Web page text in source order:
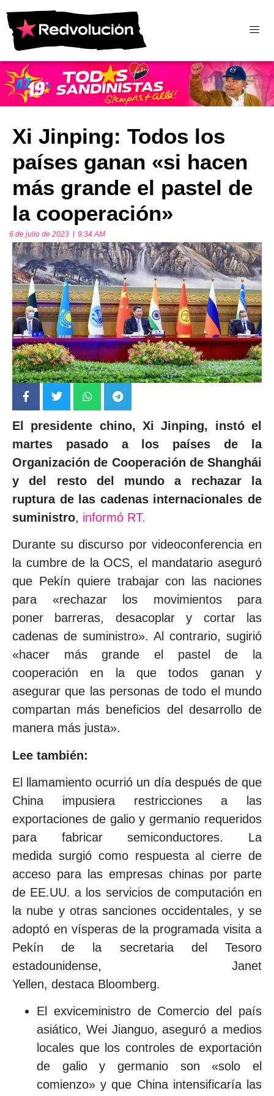
Xi Jinping: Todos los
países ganan «si hacen
más grande el pastel de
la cooperación»
6 de julio de 2023 9:34 AM
El presidente chino, Xi Jinping, instó el
martes pasado a los países de la
Organización de Cooperación de Shanghái
y del resto del mundo a rechazar la
ruptura de las cadenas internacionales de
suministro, informó RT.
Durante su discurso por videoconferencia en
la cumbre de la OCS, el mandatario aseguró
que Pekín quiere trabajar con las naciones
para «rechazar los movimientos para
poner barreras, desacoplar y cortar las
cadenas de suministro». Al contrario, sugirió
«hacer más grande el pastel de la
cooperación en la que todos ganan y
asegurar que las personas de todo el mundo
compartan más beneficios del desarrollo de
manera más justa».
Lee también:
El llamamiento ocurrió un día después de que
China impusiera restricciones a las
exportaciones de galio y germanio requeridos
para fabricar semiconductores. La
medida surgió como respuesta al cierre de
acceso para las empresas chinas por parte
de EE.UU. a los servicios de computación en
la nube y otras sanciones occidentales, y se
adoptó en vísperas de la programada visita a
Pekín de la secretaria del Tesoro
estadounidense, Janet
Yellen, destaca Bloomberg.
El exviceministro de Comercio del país
asiático, Wei Jianguo, aseguró a medios
locales que los controles de exportación
de galio y germanio son «solo el
comienzo» y que China intensificaría las